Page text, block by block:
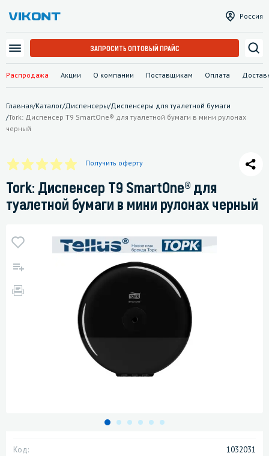
Распродажа Акции О компании Поставщикам Оплата
Россия
ЗАПРОСИТЬ ОПТОВЫЙ ПРАЙС
Главная/Каталог/Диспенсеры/Диспенсеры для туалетной бумаги
/Tork: Диспенсер T9 SmartOne® для туалетной бумаги в мини рулонах
черный
Получить оферту
Tork: Диспенсер T9 SmartOne® для
туалетной бумаги в мини рулонах черный
Код: 1032031